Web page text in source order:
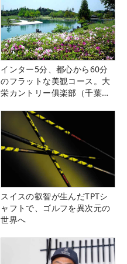
インター5分、都心から60分
のフラットな美観コース。大
栄カントリー俱楽部（千葉
スイスの叡智が生んだTPTシ
ャフトで、ゴルフを異次元の
世界へ